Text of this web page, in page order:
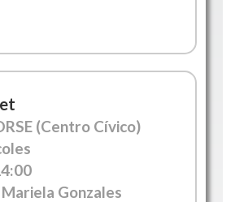
(Centro Cívico)
Gonzales